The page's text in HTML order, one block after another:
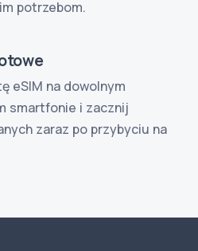
potrzebom.
eSIM na dowolnym
smartfonie i zacznij
zaraz po przybyciu na